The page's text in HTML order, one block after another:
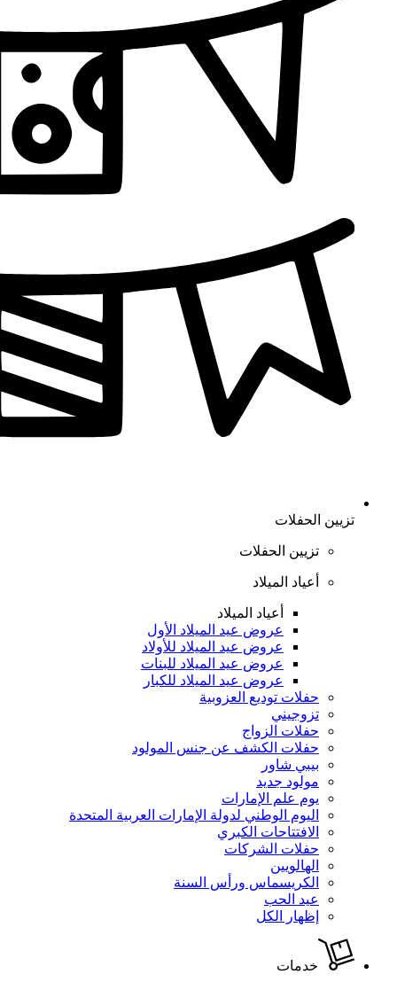
تزيين الحفلات
تزيين الحفلات
أعياد الميلاد
أعياد الميلاد
عروض عيد الميلاد الأول
عروض عيد الميلاد للأولاد
عروض عيد الميلاد للبنات
عروض عيد الميلاد للكبار
حفلات توديع العزوبية
تزوجيني
حفلات الزواج
حفلات الكشف عن جنس المولود
بيبي شاور
مولود جديد
يوم علم الإمارات
اليوم الوطني لدولة الإمارات العربية المتحدة
الافتتاحات الكبري
حفلات الشركات
الهالويين
الكريسماس ورأس السنة
عيد الحب
إظهار الكل
خدمات